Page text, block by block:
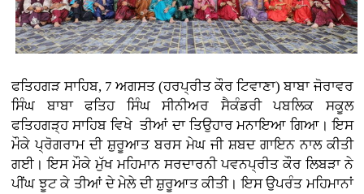
ਫਤਿਹਗੜ ਸਾਹਿਬ, 7 ਅਗਸਤ (ਹਰਪ੍ਰੀਤ ਕੌਰ ਟਿਵਾਣਾ) ਬਾਬਾ ਜੋਰਾਵਰ
ਸਿੰਘ ਬਾਬਾ ਫਤਿਹ ਸਿੰਘ ਸੀਨੀਅਰ ਸੈਕੰਡਰੀ ਪਬਲਿਕ ਸਕੂਲ
ਫਤਿਹਗੜ੍ਹ ਸਾਹਿਬ ਵਿਖੇ ਤੀਆਂ ਦਾ ਤਿਉਹਾਰ ਮਨਾਇਆ ਗਿਆ। ਇਸ
ਮੌਕੇ ਪ੍ਰੋਗਰਾਮ ਦੀ ਸ਼ੁਰੂਆਤ ਬਰਸ ਮੇਘ ਜੀ ਸ਼ਬਦ ਗਾਇਨ ਨਾਲ ਕੀਤੀ
ਗਈ। ਇਸ ਮੌਕੇ ਮੁੱਖ ਮਹਿਮਾਨ ਸਰਦਾਰਨੀ ਪਵਨਪ੍ਰੀਤ ਕੌਰ ਲਿਬੜਾ ਨੇ
ਪੀਂਘ ਝੂਟ ਕੇ ਤੀਆਂ ਦੇ ਮੇਲੇ ਦੀ ਸ਼ੁਰੂਆਤ ਕੀਤੀ। ਇਸ ਉਪਰੰਤ ਮਹਿਮਾਨਾਂ